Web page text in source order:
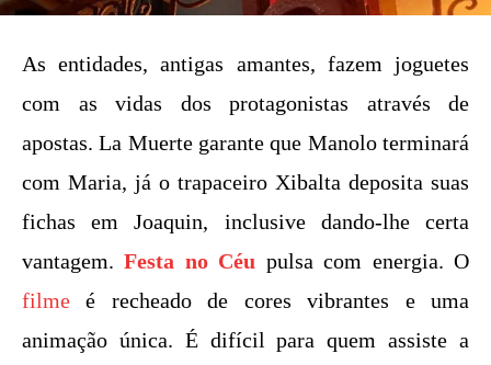
As entidades, antigas amantes, fazem joguetes
com as vidas dos protagonistas através de
apostas. La Muerte garante que Manolo terminará
com Maria, já o trapaceiro Xibalta deposita suas
fichas em Joaquin, inclusive dando-lhe certa
vantagem.Festa no Céu pulsa com energia. O
filme é recheado de cores vibrantes e uma
animação única. É difícil para quem assiste a